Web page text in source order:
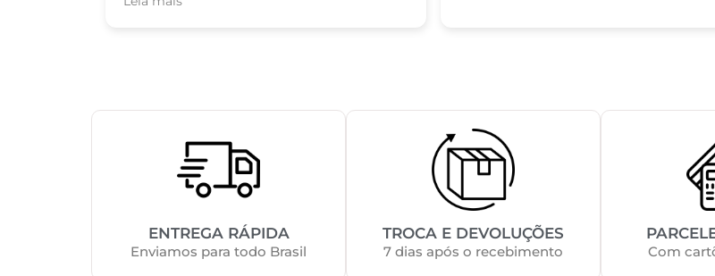
para auxiliar nas necessidades dos clientes.
ENTREGA RÁPIDA
Enviamos para todo Brasil
TROCA E DEVOLUÇÕES
7 dias após o recebimento Com